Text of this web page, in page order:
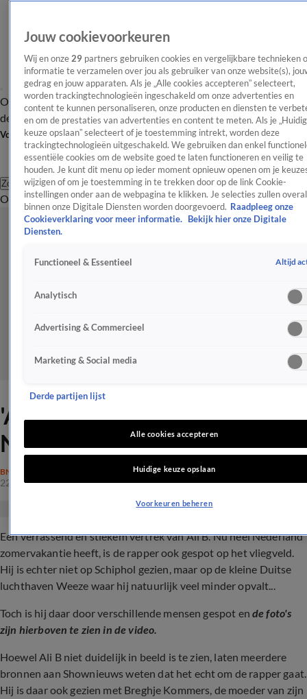
OverzichtAfleveringen Entertainment TV Algemeen
Tip
de redactieNieuwsbrief
Volg Shownieuws
Zoeken
OverzichtEntertainmentSpraakmakendRealityCrimeVideo's
'Ali B stiekem weg uit
Nederland'
BN'ERS
22 juli 2024, 23:23
Een verrassend en stiekem vertrek van Ali B. Nu heel Nederland
zomervakantie heeft, is de rapper ook gespot op het vliegveld.
Hij is echter niet op Schiphol gezien, maar op de kleine Duitse
luchthaven Weeze waar hij natuurlijk veel minder opvalt...
Toch is hij daar door verschillende mensen gespot en de foto's
zijn hierboven te zien in de video.
Hoewel Ali B niet duidelijk in beeld is te zien, laten meerdere
bronnen aan Shownieuws weten dat het echt om de rapper gaat.
Hij is daar ook gezien met Breghje Kommers, de moeder van zijn
Jouw cookievoorkeuren
Wij en onze 29 partners gebruiken cookies en vergelijkbare technieken
informatie te verzamelen over jou als gebruiker van onze website(s),
gedrag en jouw apparaten. Als je „Alle cookies accepteren” selecteert,
worden trackingtechnologieën ingeschakeld om onze advertenties en
content te kunnen personaliseren, onze producten en diensten te
en om de prestaties van advertenties en content te meten. Als je
keuze opslaan” selecteert of je toestemming intrekt, worden deze
trackingtechnologieën uitgeschakeld. We gebruiken dan enkel
essentiële cookies om de website goed te laten functioneren en veilig te
houden. Je kunt dit menu op ieder moment opnieuw openen om je
wijzigen of om je toestemming in te trekken door op de link Cookie-
instellingen onder aan de webpagina te klikken. Je selecties zullen overal
binnen onze Digitale Diensten worden doorgevoerd. Raadpleeg onze
Cookieverklaring voor meer informatie.
Bekijk hier onze Digitale
Diensten.
Functioneel & Essentieel Altijd
Analytisch
Advertising & Commercieel
Marketing & Social media
Derde partijen lijst
Alle cookies accepteren
Huidige keuze opslaan
Voorkeuren beheren